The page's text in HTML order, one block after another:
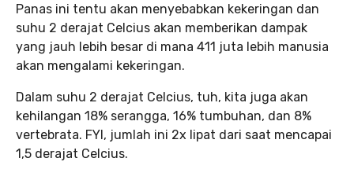
Panas ini tentu akan menyebabkan kekeringan dan
suhu 2 derajat Celcius akan memberikan dampak
yang jauh lebih besar di mana 411 juta lebih manusia
akan mengalami kekeringan.
Dalam suhu 2 derajat Celcius, tuh, kita juga akan
kehilangan 18% serangga, 16% tumbuhan, dan 8%
vertebrata. FYI, jumlah ini 2x lipat dari saat mencapai
1,5 derajat Celcius.